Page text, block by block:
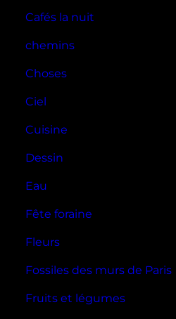
Cafés la nuit
chemins
Choses
Ciel
Cuisine
Dessin
Eau
Fête foraine
Fleurs
Fossiles des murs de Paris
Fruits et légumes